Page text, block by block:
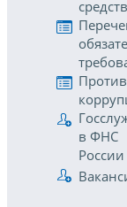
в ФНС
России